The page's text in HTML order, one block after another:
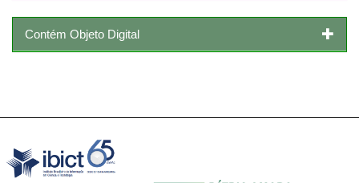
Contém Objeto Digital